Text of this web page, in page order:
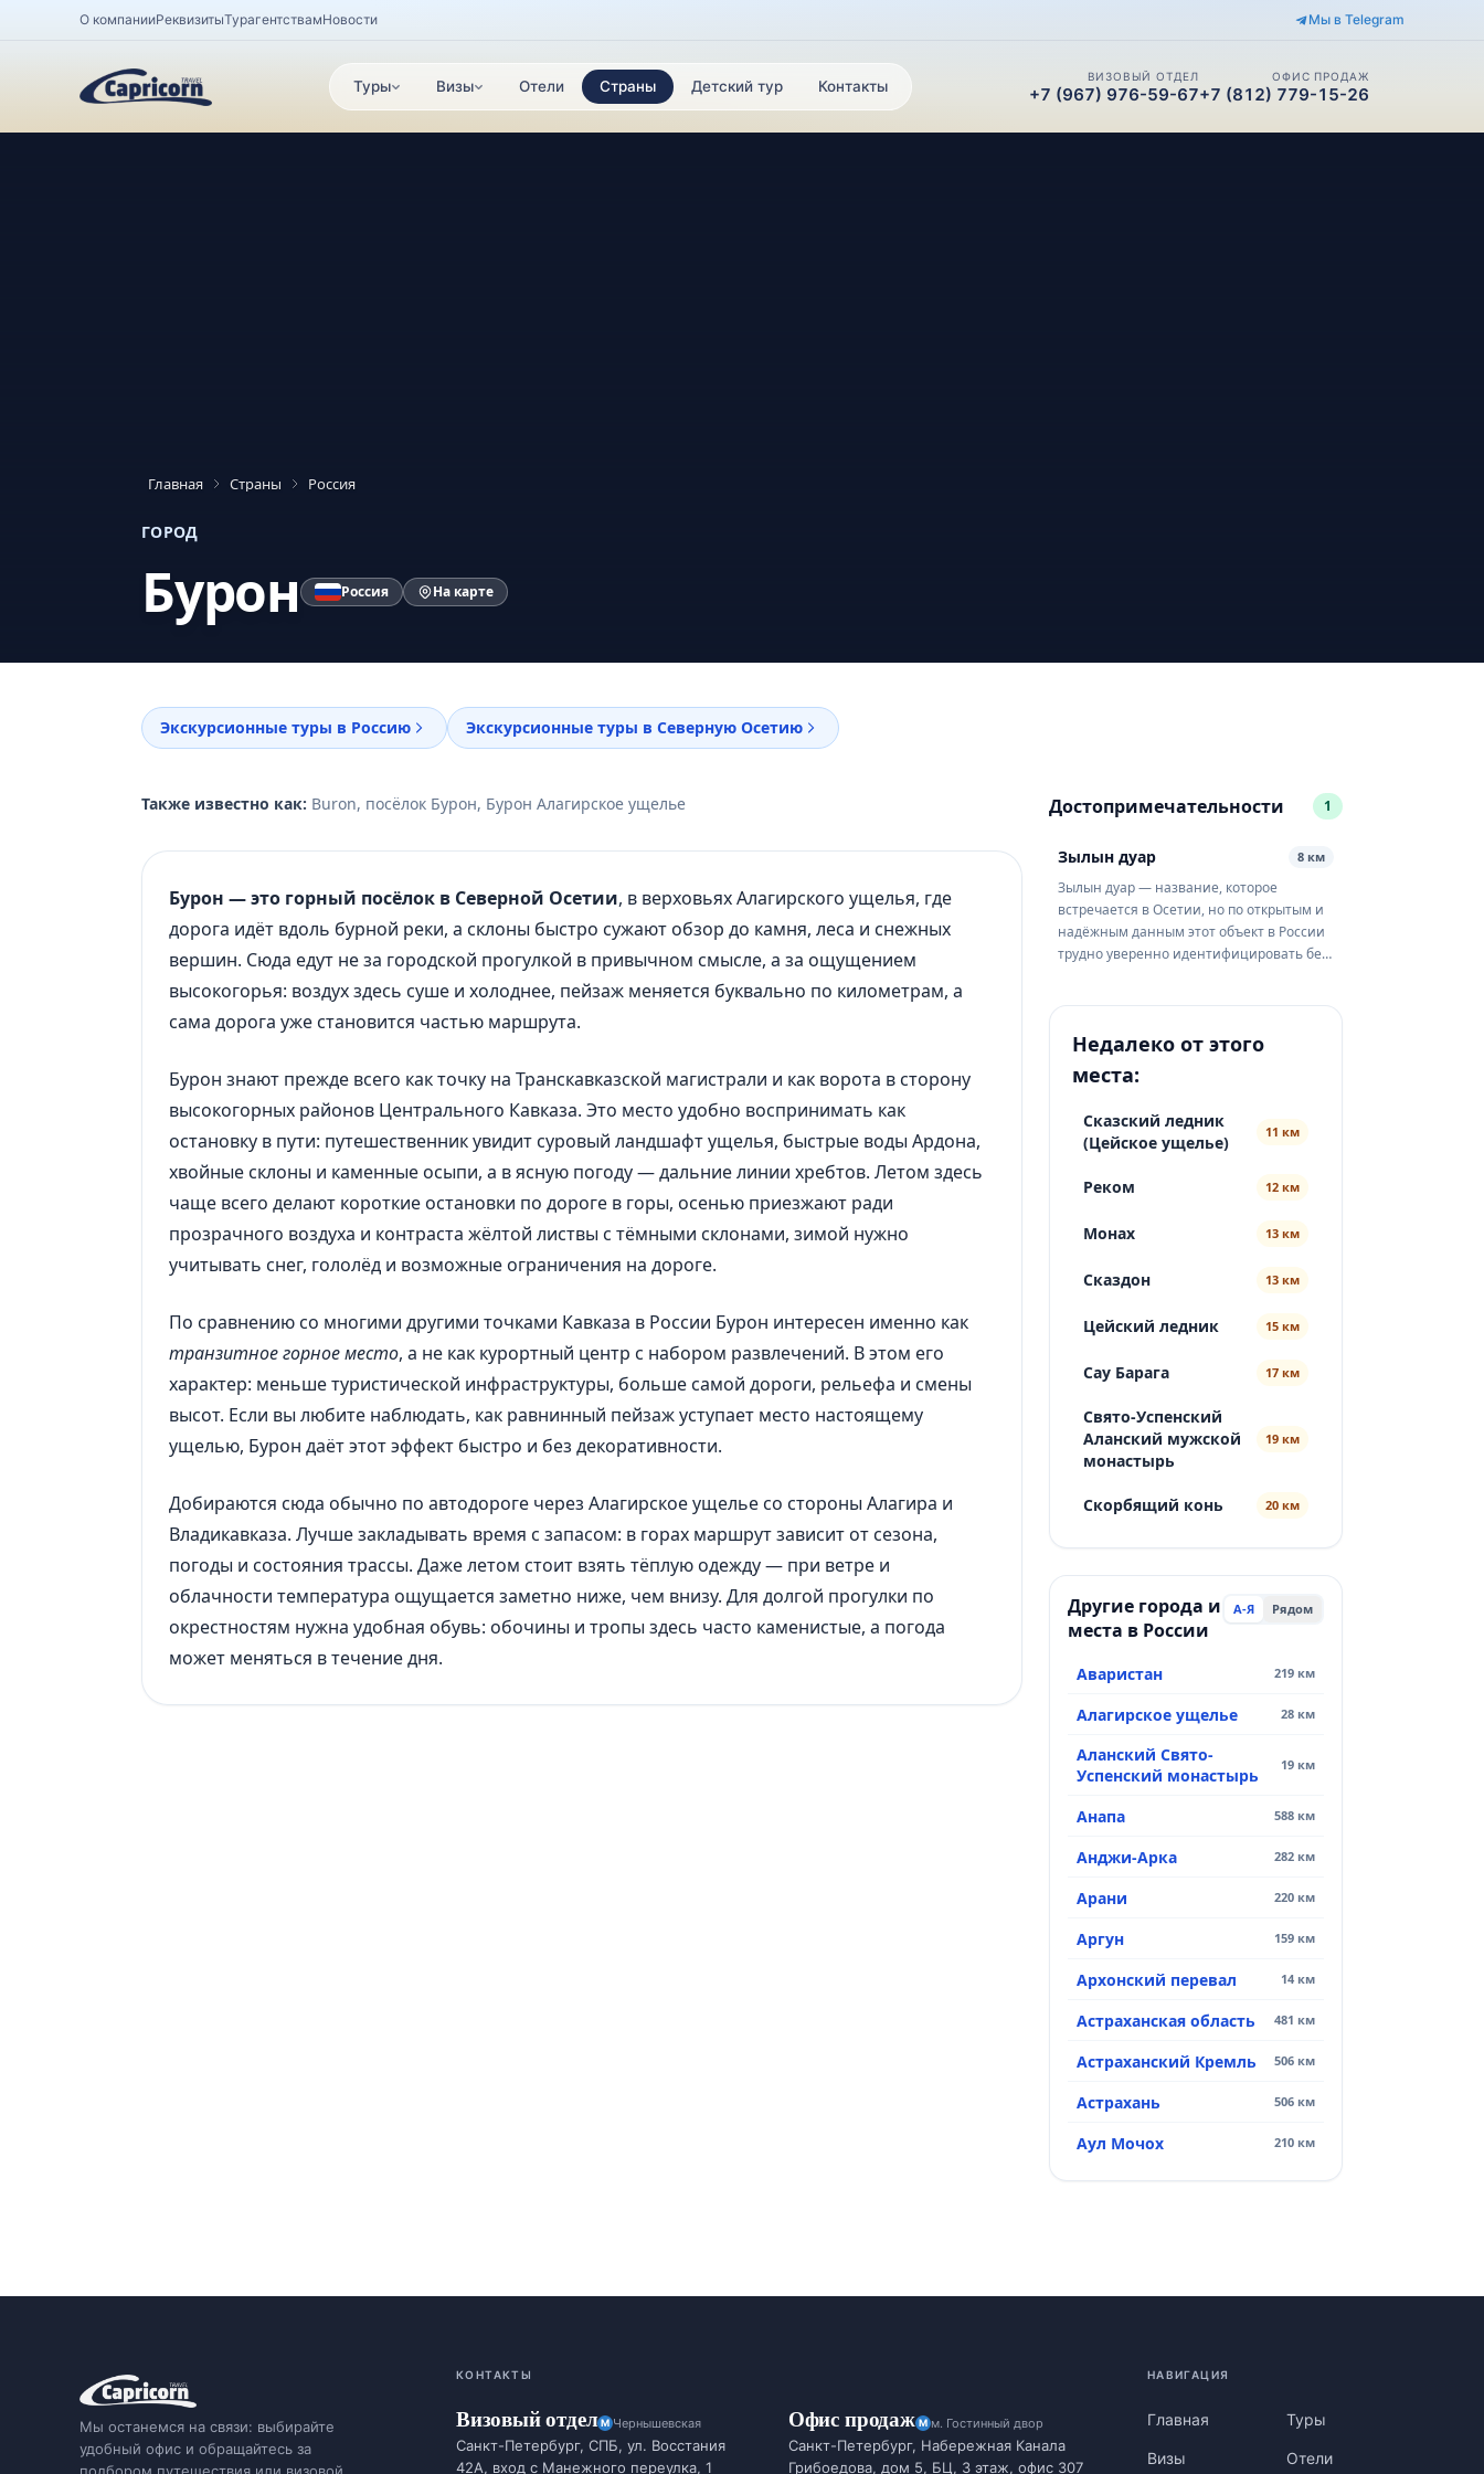
О компанииРеквизитыТурагентствамНовости Мы в Telegram
Туры Визы Отели Страны Детский тур Контакты
ВИЗОВЫЙ ОТДЕЛ
+7 (967) 976-59-67
ОФИС ПРОДАЖ
+7 (812) 779-15-26
Главная Страны Россия
ГОРОД
Бурон Россия На карте
Экскурсионные туры в Россию Экскурсионные туры в Северную Осетию
Также известно как: Buron, посёлок Бурон, Бурон Алагирское ущелье
Бурон — это горный посёлок в Северной Осетии, в верховьях Алагирского ущелья, где
дорога идёт вдоль бурной реки, а склоны быстро сужают обзор до камня, леса и снежных
вершин. Сюда едут не за городской прогулкой в привычном смысле, а за ощущением
высокогорья: воздух здесь суше и холоднее, пейзаж меняется буквально по километрам, а
сама дорога уже становится частью маршрута.
Бурон знают прежде всего как точку на Транскавказской магистрали и как ворота в сторону
высокогорных районов Центрального Кавказа. Это место удобно воспринимать как
остановку в пути: путешественник увидит суровый ландшафт ущелья, быстрые воды Ардона,
хвойные склоны и каменные осыпи, а в ясную погоду — дальние линии хребтов. Летом здесь
чаще всего делают короткие остановки по дороге в горы, осенью приезжают ради
прозрачного воздуха и контраста жёлтой листвы с тёмными склонами, зимой нужно
учитывать снег, гололёд и возможные ограничения на дороге.
По сравнению со многими другими точками Кавказа в России Бурон интересен именно как
транзитное горное место, а не как курортный центр с набором развлечений. В этом его
характер: меньше туристической инфраструктуры, больше самой дороги, рельефа и смены
высот. Если вы любите наблюдать, как равнинный пейзаж уступает место настоящему
ущелью, Бурон даёт этот эффект быстро и без декоративности.
Добираются сюда обычно по автодороге через Алагирское ущелье со стороны Алагира и
Владикавказа. Лучше закладывать время с запасом: в горах маршрут зависит от сезона,
погоды и состояния трассы. Даже летом стоит взять тёплую одежду — при ветре и
облачности температура ощущается заметно ниже, чем внизу. Для долгой прогулки по
окрестностям нужна удобная обувь: обочины и тропы здесь часто каменистые, а погода
может меняться в течение дня.
Достопримечательности 1
Зылын дуар 8 км
Зылын дуар — название, которое
встречается в Осетии, но по открытым и
надёжным данным этот объект в России
трудно уверенно идентифицировать без
для путешественника это, вероятно,
окрестностях Владикавказа, интересная
Недалеко от этого
места:
Сказский ледник
(Цейское ущелье)
11 км
Реком 12 км
Монах 13 км
Сказдон 13 км
Цейский ледник 15 км
Сау Барага 17 км
Свято-Успенский
Аланский мужской
монастырь
19 км
Скорбящий конь 20 км
Другие города и
места в России
А-Я Рядом
Аваристан 219 км
Алагирское ущелье 28 км
Аланский Свято-
Успенский монастырь
19 км
Анапа 588 км
Анджи-Арка 282 км
Арани 220 км
Аргун 159 км
Архонский перевал 14 км
Астраханская область 481 км
Астраханский Кремль 506 км
Астрахань 506 км
Аул Мочох 210 км
Мы останемся на связи: выбирайте
удобный офис и обращайтесь за
КОНТАКТЫ
Визовый отдел Чернышевская
Санкт-Петербург, СПБ, ул. Восстания
42А, вход с Манежного переулка, 1
Офис продаж м. Гостинный двор
Санкт-Петербург, Набережная Канала
Грибоедова, дом 5, БЦ, 3 этаж, офис 307
НАВИГАЦИЯ
Главная Туры
Визы Отели